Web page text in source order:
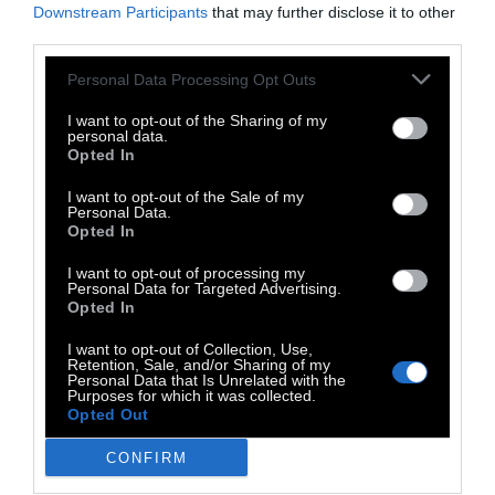
Downstream Participants that may further disclose it to other
Personal Data Processing Opt Outs
I want to opt-out of the Sharing of my
personal data.
Opted In
I want to opt-out of the Sale of my
Personal Data.
Opted In
I want to opt-out of processing my
Personal Data for Targeted Advertising.
Opted In
I want to opt-out of Collection, Use,
Retention, Sale, and/or Sharing of my
Personal Data that Is Unrelated with the
Purposes for which it was collected.
Opted Out
CONFIRM
Αν ο χρόνος κυλά τόσο γρήγορα,
είναι γιατί
δεν τον μετράμε με αναγνωριστικά ορόσημα.
Το ίδιο και με το φεγγάρι, στο ζενίθ και
χαμηλά στον ορίζοντα. Γι’ αυτό ακριβώς τα